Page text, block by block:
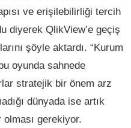
ve erişilebilirliği tercih
diyerek QlikView’e geçiş
şöyle aktardı. “Kurum
oyunda sahnede
stratejik bir önem arz
dünyada ise artık
olması gerekiyor.